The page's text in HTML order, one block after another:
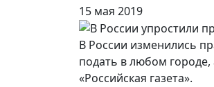
15 мая 2019
В России изменились
подать в любом
«Российская газета».